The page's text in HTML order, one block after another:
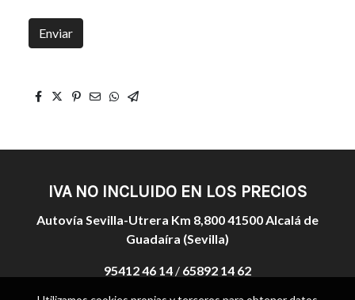
Enviar
IVA NO INCLUIDO EN LOS PRECIOS
Autovía Sevilla-Utrera Km 8,800 41500 Alcalá de
Guadaíra (Sevilla)
95412 46 14 / 65892 14 62